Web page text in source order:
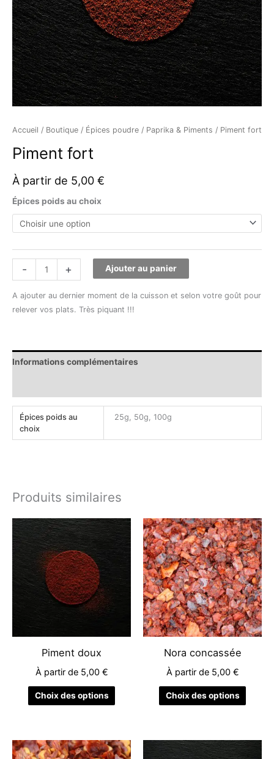
Accueil / Boutique / Épices poudre / Paprika & Piments / Piment fort
Piment fort
À partir de 5,00 €
Épices poids au choix
- + Ajouter au panier
A ajouter au dernier moment de la cuisson et selon votre goût pour
relever vos plats. Très piquant !!!
Informations complémentaires
Épices poids au
choix
25g, 50g, 100g
Produits similaires
Piment doux
À partir de 5,00 €
Choix des options
Ce
a
plusieurs
variations.
peuvent
page
produit
Nora concassée
À partir de 5,00 €
Choix des options
Ce
produit
a
Les
options
page
produit
Ce
Ce